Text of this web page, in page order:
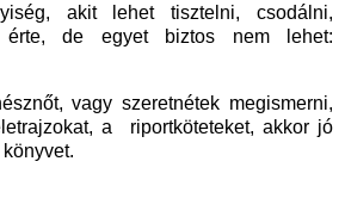
akit lehet tisztelni, csodálni,
érte, de egyet biztos nem lehet:
vagy szeretnétek megismerni,
a riportköteteket, akkor jó